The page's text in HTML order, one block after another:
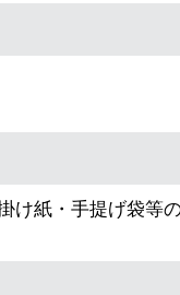
け紙・手提げ袋等